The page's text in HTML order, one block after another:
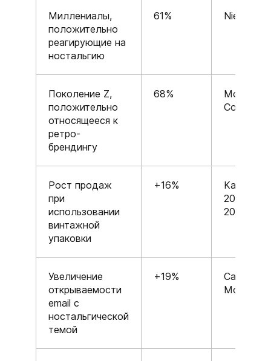
Миллениалы,
положительно
реагирующие на
ностальгию
61% Nielsen
Поколение Z,
положительно
относящееся к
ретро-
брендингу
68%
Morning
Consult
Рост продаж
при
использовании
винтажной
упаковки
+16%
Kantar,
2024-
2025
Увеличение
открываемости
email с
ностальгической
темой
+19%
Campaign
Monitor